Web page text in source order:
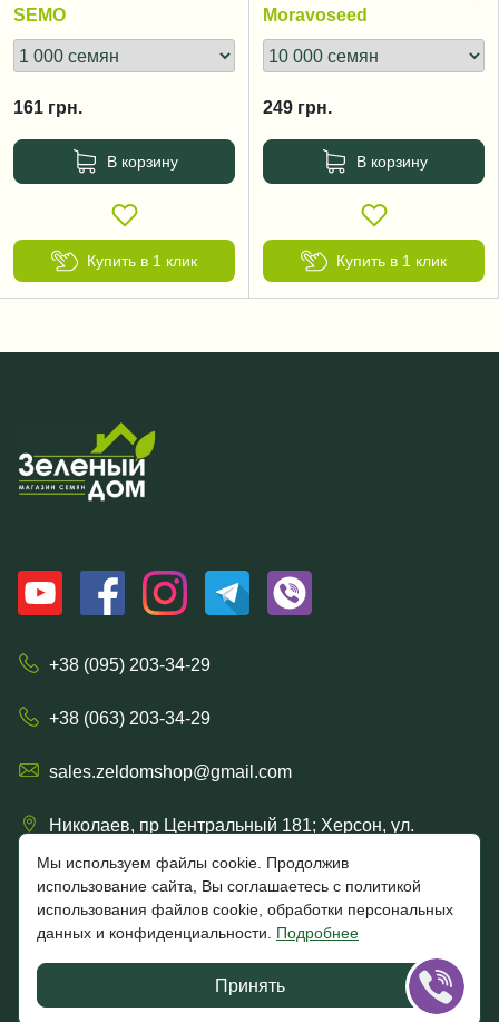
SEMO
161 грн.
В корзину
Купить в 1 клик
Moravoseed
249 грн.
В корзину
Купить в 1 клик
+38 (095) 203-34-29
+38 (063) 203-34-29
sales.zeldomshop@gmail.com
Николаев, пр Центральный 181; Херсон, ул.
4.7★★★★★
★★★★★
Мы используем файлы cookie. Продолжив
использование сайта, Вы соглашаетесь с политикой
использования файлов cookie, обработки персональных
данных и конфиденциальности.
Подробнее
Принять